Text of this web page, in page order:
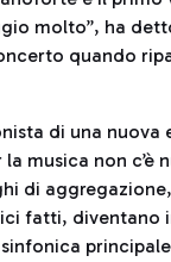
molto”, ha
quando
di una
musica non
di
fatti, diventano